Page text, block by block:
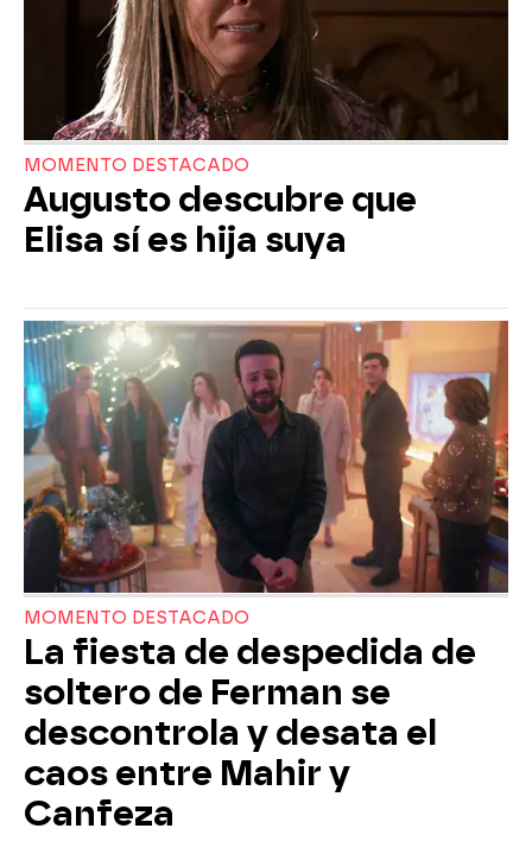
MOMENTO DESTACADO
Augusto descubre que
Elisa sí es hija suya
MOMENTO DESTACADO
La fiesta de despedida de
soltero de Ferman se
descontrola y desata el
caos entre Mahir y
Canfeza